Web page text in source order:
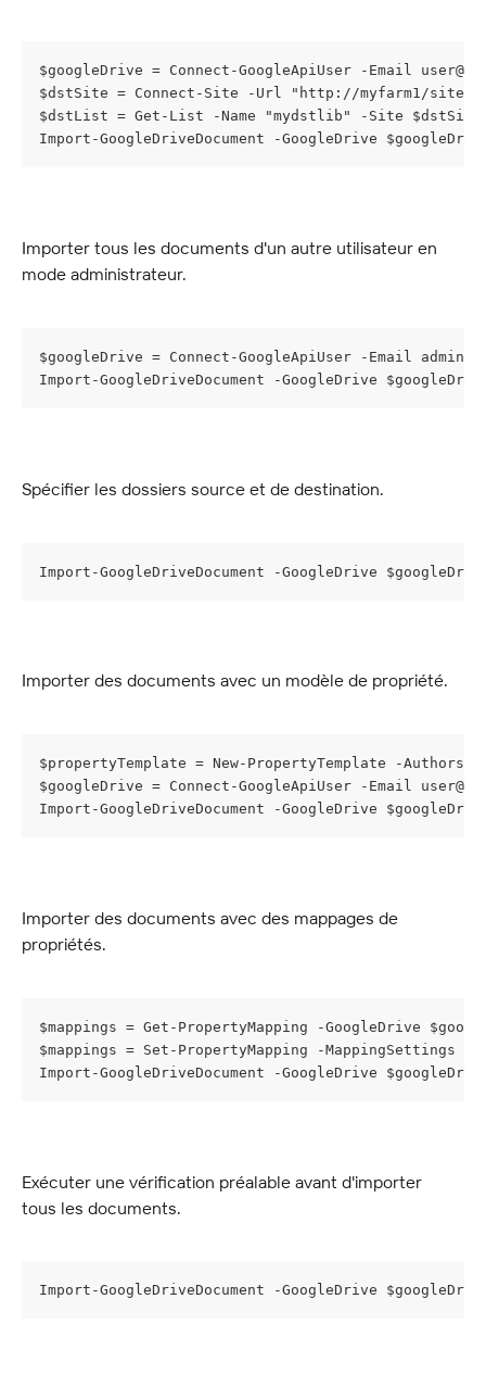
$googleDrive = Connect-GoogleApiUser -Email
$dstSite = Connect-Site -Url "http://myfarm1/sites/
$dstList = Get-List -Name "mydstlib" -Site $dstSite
Import-GoogleDriveDocument -GoogleDrive
Importer tous les documents d'un autre utilisateur en
mode administrateur.
$googleDrive = Connect-GoogleApiUser -Email
Import-GoogleDriveDocument -GoogleDrive
Spécifier les dossiers source et de destination.
Import-GoogleDriveDocument -GoogleDrive
Importer des documents avec un modèle de propriété.
$propertyTemplate = New-PropertyTemplate -
$googleDrive = Connect-GoogleApiUser -Email
Import-GoogleDriveDocument -GoogleDrive
Importer des documents avec des mappages de
propriétés.
$mappings = Get-PropertyMapping -GoogleDrive
$mappings = Set-PropertyMapping -MappingSettings
Import-GoogleDriveDocument -GoogleDrive
Exécuter une vérification préalable avant d'importer
tous les documents.
Import-GoogleDriveDocument -GoogleDrive